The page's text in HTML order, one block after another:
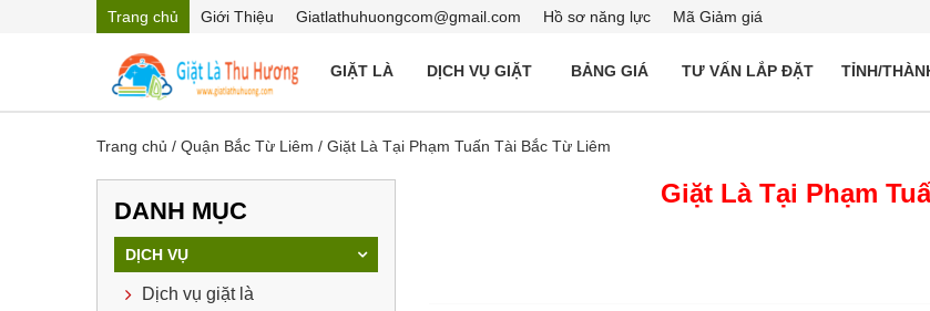
Trang chủ Giới Thiệu Giatlathuhuongcom@gmail.com Hồ sơ năng lực Mã Giảm giá
GIẶT LÀ DỊCH VỤ GIẶT BẢNG GIÁ TƯ VẤN LẮP ĐẶT TỈNH/
Trang chủ / Quận Bắc Từ Liêm / Giặt Là Tại Phạm Tuấn Tài Bắc Từ Liêm
Giặt Là Tại Phạm
DANH MỤC
DỊCH VỤ
Dịch vụ giặt là